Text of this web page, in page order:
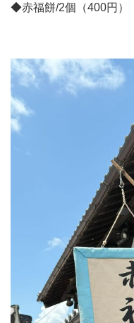
◆赤福餅/2個（400円）